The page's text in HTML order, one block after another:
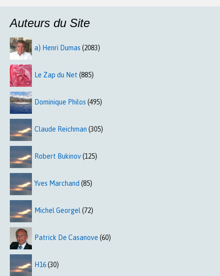
Auteurs du Site
a) Henri Dumas (2083)
Le Zap du Net (885)
Dominique Philos (495)
Claude Reichman (305)
Robert Bukinov(125)
Yves Marchand (85)
Michel Georgel (72)
Patrick De Casanove (60)
H16(30)